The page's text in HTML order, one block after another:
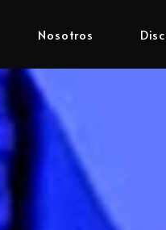
Nosotros